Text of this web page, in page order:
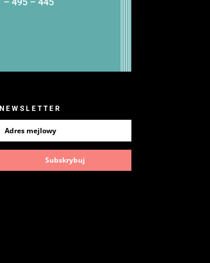
– 495 – 445
NEWSLETTER
Subskrybuj